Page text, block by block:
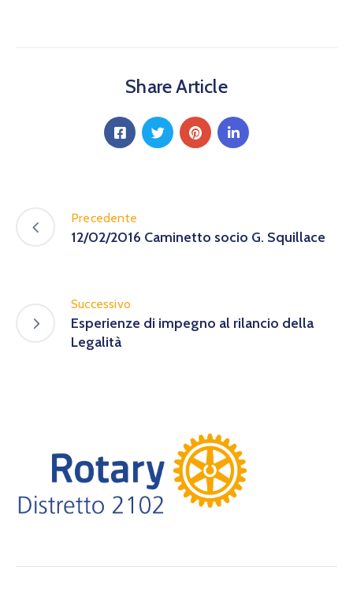
Share Article
Precedente
12/02/2016 Caminetto socio G. Squillace
Successivo
Esperienze di impegno al rilancio della
Legalità